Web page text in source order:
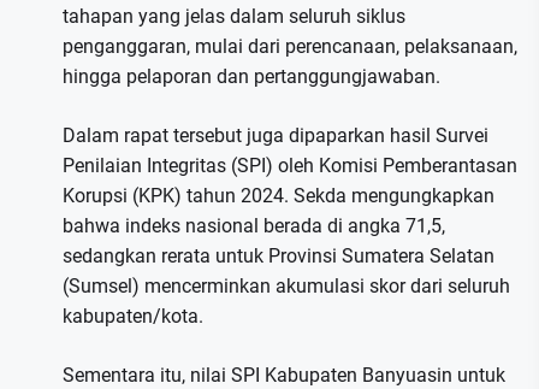
tahapan yang jelas dalam seluruh siklus
penganggaran, mulai dari perencanaan, pelaksanaan,
hingga pelaporan dan pertanggungjawaban.
Dalam rapat tersebut juga dipaparkan hasil Survei
Penilaian Integritas (SPI) oleh Komisi Pemberantasan
Korupsi (KPK) tahun 2024. Sekda mengungkapkan
bahwa indeks nasional berada di angka 71,5,
sedangkan rerata untuk Provinsi Sumatera Selatan
(Sumsel) mencerminkan akumulasi skor dari seluruh
kabupaten/kota.
Sementara itu, nilai SPI Kabupaten Banyuasin untuk